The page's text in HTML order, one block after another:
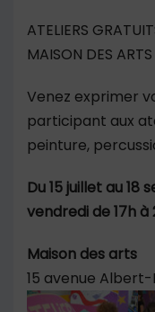
Show larger
ATELIERS
MAISON DES ARTS
Venez exprimer
participant aux
peinture,
Du 15 juillet au
vendredi de 17h à
Maison des arts
15 avenue